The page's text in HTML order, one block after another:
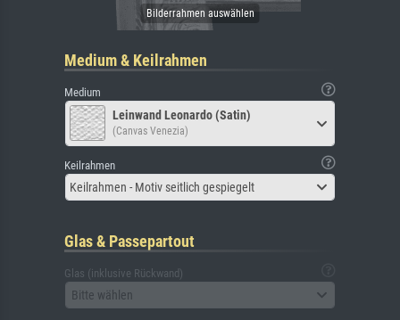
Medium & Keilrahmen
Medium
Leinwand Leonardo (Satin)
(Canvas Venezia)
Keilrahmen
Keilrahmen - Motiv seitlich gespiegelt
Glas & Passepartout
Glas (inklusive Rückwand)
Bitte wählen